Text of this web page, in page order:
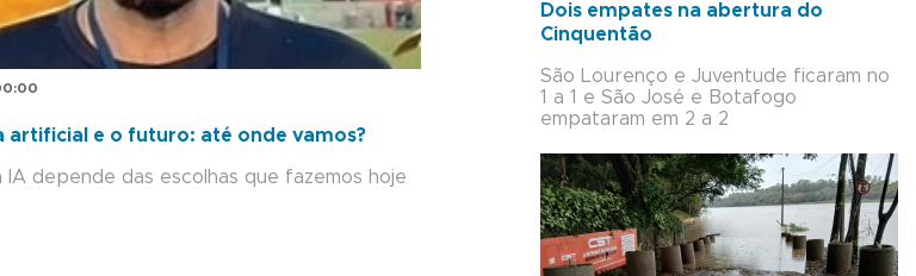
artificial e o futuro: até onde vamos?
depende das escolhas que fazemos hoje
Dois empates na abertura do
Cinquentão
São Lourenço e Juventude ficaram no
1 a 1 e São José e Botafogo
empataram em 2 a 2